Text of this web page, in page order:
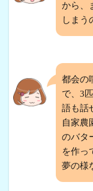
から、
しまう
都会の
で、3
語も話
自家農
のバタ
を作っ
夢の様